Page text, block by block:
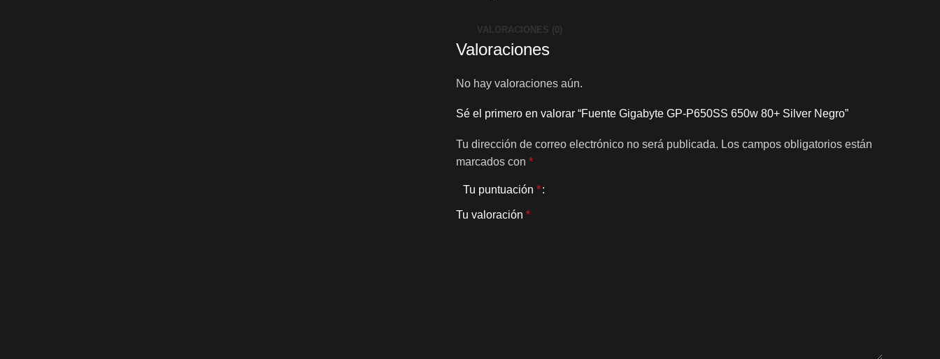
VALORACIONES (0)
Valoraciones
No hay valoraciones aún.
Sé el primero en valorar “Fuente Gigabyte GP-P650SS 650w 80+ Silver Negro”
Tu dirección de correo electrónico no será publicada. Los campos obligatorios están
marcados con *
Tu puntuación *
Tu valoración *